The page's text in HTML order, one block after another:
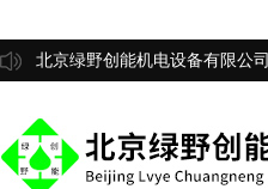
北京绿野创能机电设备有限公司